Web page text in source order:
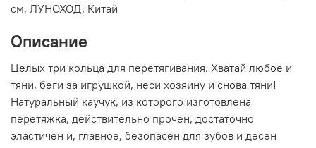
см, ЛУНОХОД, Китай
Описание
Целых три кольца для перетягивания. Хватай любое и
тяни, беги за игрушкой, неси хозяину и снова тяни!
Натуральный каучук, из которого изготовлена
перетяжка, действительно прочен, достаточно
эластичен и, главное, безопасен для зубов и десен